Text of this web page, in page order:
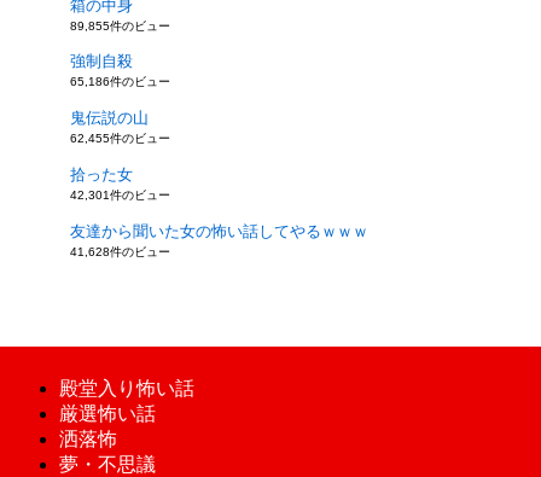
箱の中身
89,855件のビュー
強制自殺
65,186件のビュー
鬼伝説の山
62,455件のビュー
拾った女
42,301件のビュー
友達から聞いた女の怖い話してやるｗｗｗ
41,628件のビュー
殿堂入り怖い話
厳選怖い話
洒落怖
夢・不思議